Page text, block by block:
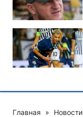
Главная » Новости